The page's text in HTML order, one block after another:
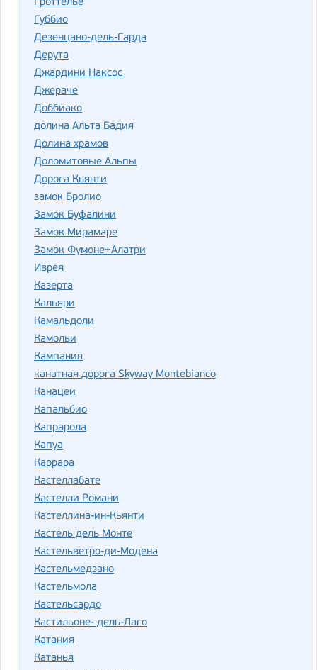
Гроттелье
Губбио
Дезенцано-дель-Гарда
Дерута
Джардини Наксос
Джераче
Доббиако
долина Альта Бадия
Долина храмов
Доломитовые Альпы
Дорога Кьянти
замок Бролио
Замок Буфалини
Замок Мирамаре
Замок Фумоне+Алатри
Иврея
Казерта
Кальяри
Камальдоли
Камольи
Кампания
канатная дорога Skyway Montebianco
Канацеи
Капальбио
Капрарола
Капуа
Каррара
Кастеллабате
Кастелли Романи
Кастеллина-ин-Кьянти
Кастель дель Монте
Кастельветро-ди-Модена
Кастельмедзано
Кастельмола
Кастельсардо
Кастильоне- дель-Лаго
Катания
Катанья